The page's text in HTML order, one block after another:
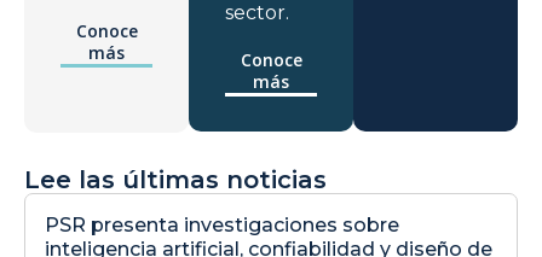
Conoce
más
sector.
Conoce
más
Lee las últimas noticias
PSR presenta investigaciones sobre
inteligencia artificial, confiabilidad y diseño de